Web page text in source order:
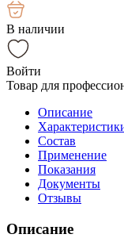
В наличии
Войти
Товар для
Описание
Состав
Применение
Показания
Документы
Отзывы
Описание